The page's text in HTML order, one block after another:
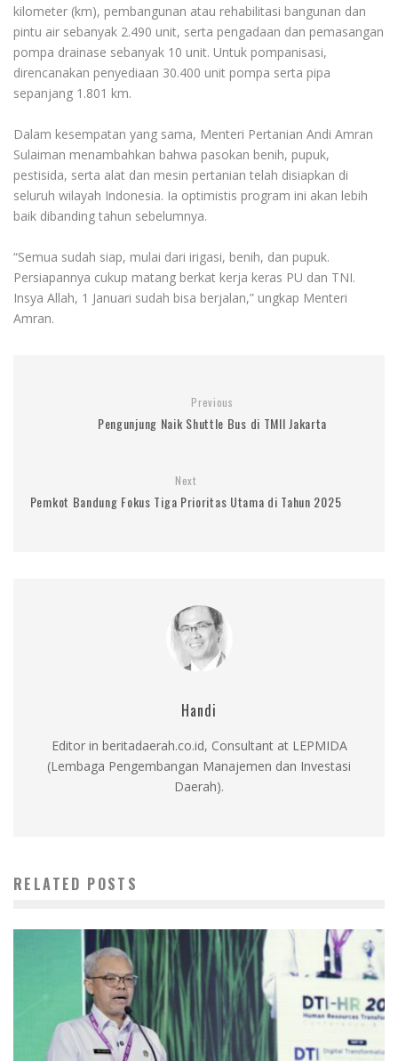
kilometer (km), pembangunan atau rehabilitasi bangunan dan
pintu air sebanyak 2.490 unit, serta pengadaan dan pemasangan
pompa drainase sebanyak 10 unit. Untuk pompanisasi,
direncanakan penyediaan 30.400 unit pompa serta pipa
sepanjang 1.801 km.
Dalam kesempatan yang sama, Menteri Pertanian Andi Amran
Sulaiman menambahkan bahwa pasokan benih, pupuk,
pestisida, serta alat dan mesin pertanian telah disiapkan di
seluruh wilayah Indonesia. Ia optimistis program ini akan lebih
baik dibanding tahun sebelumnya.
“Semua sudah siap, mulai dari irigasi, benih, dan pupuk.
Persiapannya cukup matang berkat kerja keras PU dan TNI.
Insya Allah, 1 Januari sudah bisa berjalan,” ungkap Menteri
Amran.
Previous
Pengunjung Naik Shuttle Bus di TMII Jakarta
Next
Pemkot Bandung Fokus Tiga Prioritas Utama di Tahun 2025
Handi
Editor in beritadaerah.co.id, Consultant at LEPMIDA
(Lembaga Pengembangan Manajemen dan Investasi
Daerah).
RELATED POSTS